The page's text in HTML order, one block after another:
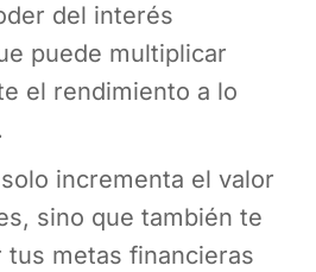
del interés
puede multiplicar
el rendimiento a lo
incrementa el valor
sino que también te
tus metas financieras